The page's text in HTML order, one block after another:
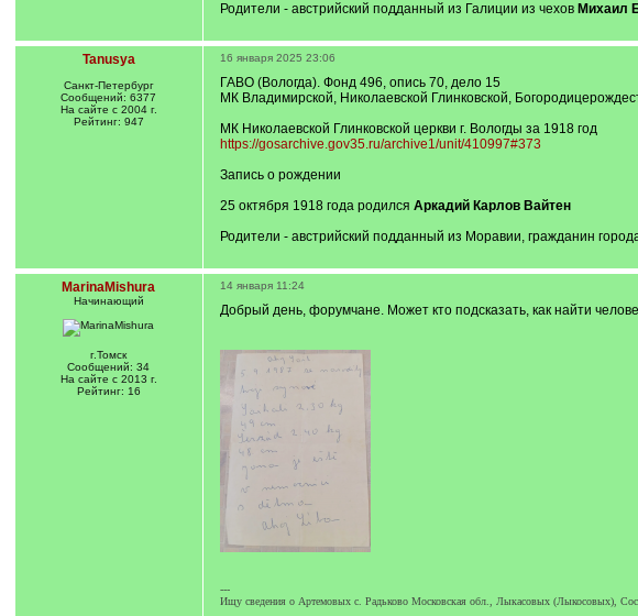
Родители - австрийский подданный из Галиции из чехов Михаил
Tanusya
Санкт-Петербург
Сообщений: 6377
На сайте с 2004 г.
Рейтинг: 947
16 января 2025 23:06
ГАВО (Вологда). Фонд 496, опись 70, дело 15
МК Владимирской, Николаевской Глинковской,
МК Николаевской Глинковской церкви г. Вологды за 1918 год
https://gosarchive.gov35.ru/archive1/unit/410997#373
Запись о рождении
25 октября 1918 года родился Аркадий Карлов Вайтен
Родители - австрийский подданный из Моравии, гражданин
MarinaMishura
Начинающий
г.Томск
Сообщений: 34
На сайте с 2013 г.
Рейтинг: 16
14 января 11:24
Добрый день, форумчане. Может кто подсказать, как найти
---
Ищу сведения о Артемовых с. Радьково Московская обл., Лыкасовых (Лыкосовых),